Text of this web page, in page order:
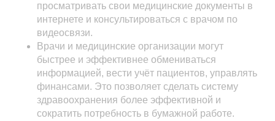
просматривать свои медицинские документы в
интернете и консультироваться с врачом по
видеосвязи.
Врачи и медицинские организации могут
быстрее и эффективнее обмениваться
информацией, вести учёт пациентов, управлять
финансами. Это позволяет сделать систему
здравоохранения более эффективной и
сократить потребность в бумажной работе.